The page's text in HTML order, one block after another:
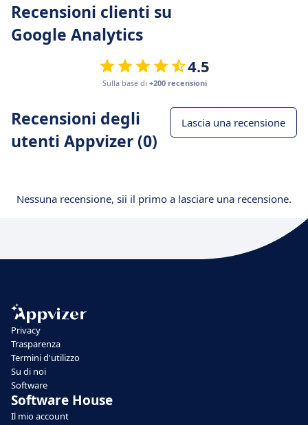
Recensioni clienti su
Google Analytics
4.5
Sulla base di +200 recensioni
Recensioni degli
utenti Appvizer (0)
Lascia una recensione
Nessuna recensione, sii il primo a lasciare una recensione.
Privacy
Trasparenza
Termini d'utilizzo
Su di noi
Software
Software House
Il mio account